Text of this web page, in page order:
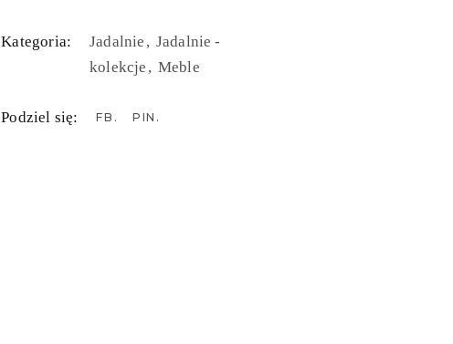
Kategoria: Jadalnie Jadalnie -
kolekcje Meble
Podziel się: FB PIN